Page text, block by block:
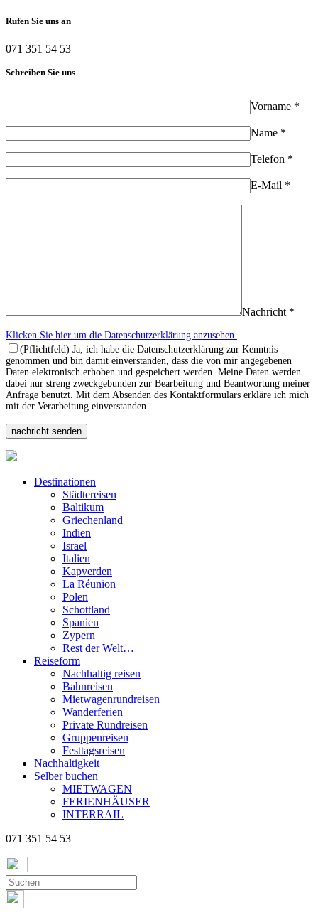
Rufen Sie uns an
071 351 54 53
Schreiben Sie uns
Vorname *
Name *
Telefon *
E-Mail *
Nachricht *
Klicken Sie hier um die Datenschutzerklärung anzusehen.
(Pflichtfeld) Ja, ich habe die Datenschutzerklärung zur Kenntnis
genommen und bin damit einverstanden, dass die von mir angegebenen
Daten elektronisch erhoben und gespeichert werden. Meine Daten werden
dabei nur streng zweckgebunden zur Bearbeitung und Beantwortung meiner
Anfrage benutzt. Mit dem Absenden des Kontaktformulars erkläre ich mich
mit der Verarbeitung einverstanden.
Destinationen
Städtereisen
Baltikum
Griechenland
Indien
Israel
Italien
Kapverden
La Réunion
Polen
Schottland
Spanien
Zypern
Rest der Welt…
Reiseform
Nachhaltig reisen
Bahnreisen
Mietwagenrundreisen
Wanderferien
Private Rundreisen
Gruppenreisen
Festtagsreisen
Nachhaltigkeit
Selber buchen
MIETWAGEN
FERIENHÄUSER
INTERRAIL
071 351 54 53